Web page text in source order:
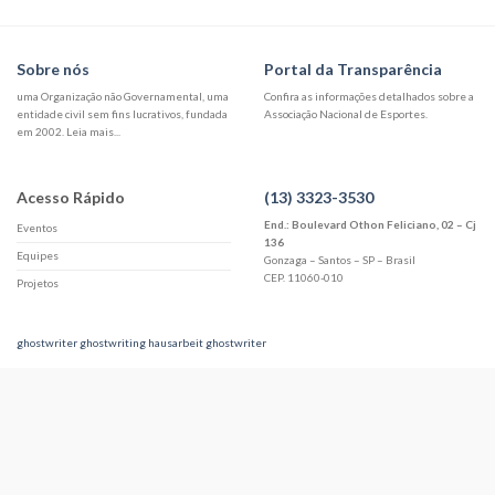
Sobre nós
uma Organização não Governamental, uma
entidade civil sem fins lucrativos, fundada
em 2002. Leia mais...
Portal da Transparência
Confira as informações detalhados sobre a
Associação Nacional de Esportes.
Acesso Rápido
Eventos
Equipes
Projetos
(13) 3323-3530
End.: Boulevard Othon Feliciano, 02 – Cj
136
Gonzaga – Santos – SP – Brasil
CEP. 11060-010
ghostwriter ghostwriting hausarbeit ghostwriter